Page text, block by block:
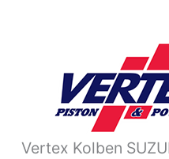
Vertex Kolben